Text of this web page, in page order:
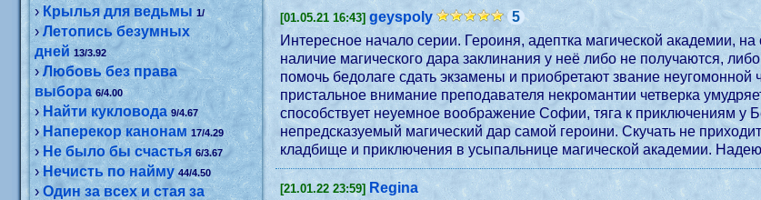
›Крылья для ведьмы 1/
›Летопись безумных
дней 13/3.92
›Любовь без права
выбора 6/4.00
›Найти кукловода 9/4.67
› Наперекор канонам 17/4.29
›Не было бы счастья 6/3.67
›Нечисть по найму 44/4.50
›Один за всех и стая за
[01.05.21 16:43] geyspoly
5
Интересное начало серии. Героиня, адептка магической академии,
наличие магического дара заклинания у неё либо не получаются,
помочь бедолаге сдать экзамены и приобретают звание неугомонной
пристальное внимание преподавателя некромантии четверка
способствует неуемное воображение Софии, тяга к приключениям у
непредсказуемый магический дар самой героини. Скучать не
кладбище и приключения в усыпальнице магической академии.
[21.01.22 23:59] Regina